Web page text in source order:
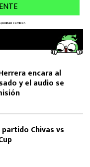
encara al
y el audio se
Chivas vs